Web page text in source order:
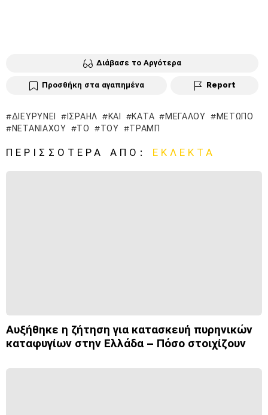
Διάβασε το Αργότερα
Προσθήκη στα αγαπημένα Report
ΔΙΕΥΡΎΝΕΙ ΙΣΡΑΉΛ ΚΑΙ ΚΑΤΆ ΜΕΓΆΛΟΥ
ΜΈΤΩΠΟ
ΝΕΤΑΝΙΆΧΟΥ
ΤΟ ΤΟΥ ΤΡΑΜΠ
ΠΕΡΙΣΣΌΤΕΡΑ ΑΠΌ: ΕΚΛΕΚΤΆ
Αυξήθηκε η ζήτηση για κατασκευή πυρηνικών
καταφυγίων στην Ελλάδα – Πόσο στοιχίζουν